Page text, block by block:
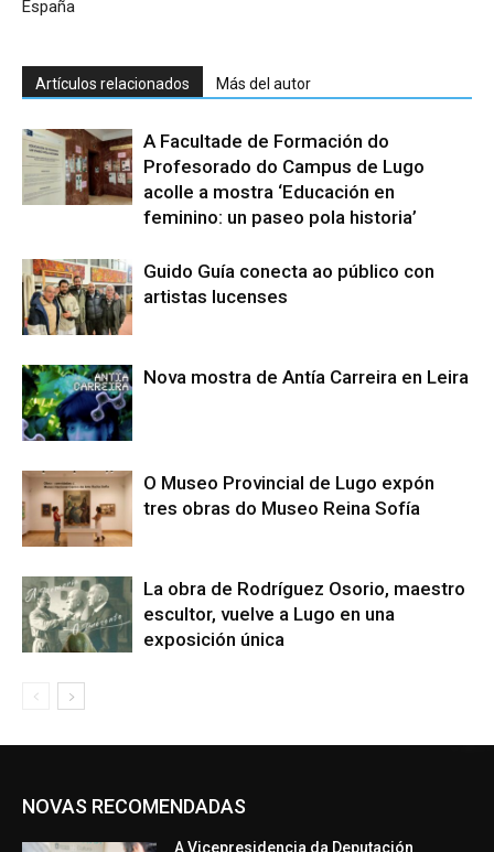
España
Artículos relacionados Más del autor
A Facultade de Formación do
Profesorado do Campus de Lugo
acolle a mostra ‘Educación en
feminino: un paseo pola historia’
Guido Guía conecta ao público con
artistas lucenses
Nova mostra de Antía Carreira en Leira
O Museo Provincial de Lugo expón
tres obras do Museo Reina Sofía
La obra de Rodríguez Osorio, maestro
escultor, vuelve a Lugo en una
exposición única
NOVAS RECOMENDADAS
A Vicepresidencia da Deputación